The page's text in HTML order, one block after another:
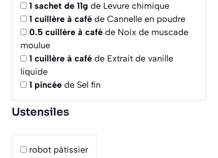
1 sachet de 11g de Levure chimique
1 cuillère à café de Cannelle en poudre
0.5 cuillère à café de Noix de muscade
moulue
1 cuillère à café de Extrait de vanille
liquide
1 pincée de Sel fin
Ustensiles
robot pâtissier